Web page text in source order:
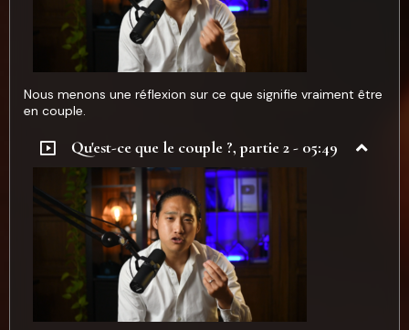
Nous menons une réflexion sur ce que signifie vraiment être
en couple.
Qu'est-ce que le couple ?, partie 2 - 05:49